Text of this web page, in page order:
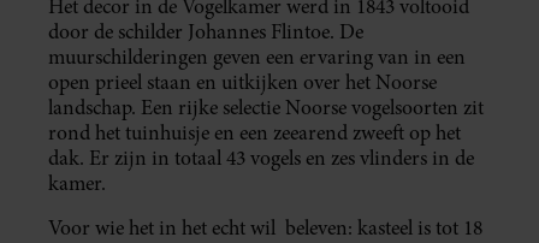
Het decor in de Vogelkamer werd in 1843 voltooid
door de schilder Johannes Flintoe. De
muurschilderingen geven een ervaring van in een
open prieel staan ​​en uitkijken over het Noorse
landschap. Een rijke selectie Noorse vogelsoorten zit
rond het tuinhuisje en een zeearend zweeft op het
dak. Er zijn in totaal 43 vogels en zes vlinders in de
kamer.
Voor wie het in het echt wil beleven: kasteel is tot 18